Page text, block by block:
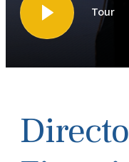
Tour